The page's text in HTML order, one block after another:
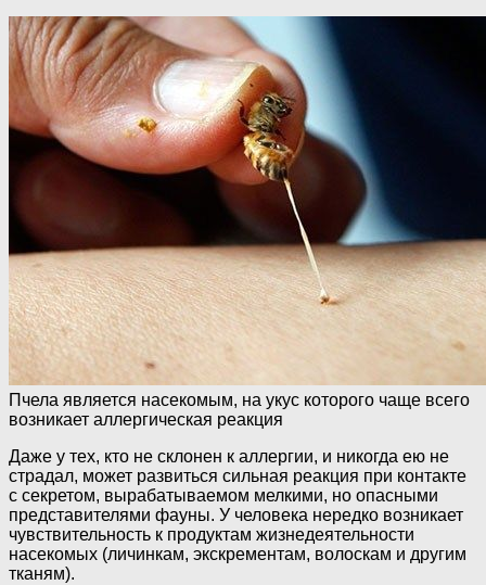
Пчела является насекомым, на укус которого чаще всего
возникает аллергическая реакция
Даже у тех, кто не склонен к аллергии, и никогда ею не
страдал, может развиться сильная реакция при контакте
с секретом, вырабатываемом мелкими, но опасными
представителями фауны. У человека нередко возникает
чувствительность к продуктам жизнедеятельности
насекомых (личинкам, экскрементам, волоскам и другим
тканям).